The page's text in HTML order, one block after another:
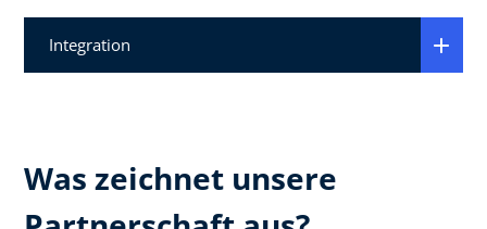
Integration
Was zeichnet unsere